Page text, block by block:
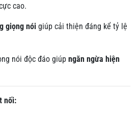
cao.
giọng nói giúp cải thiện đáng kể tỷ lệ
nói độc đáo giúp ngăn ngừa hiện
nối: